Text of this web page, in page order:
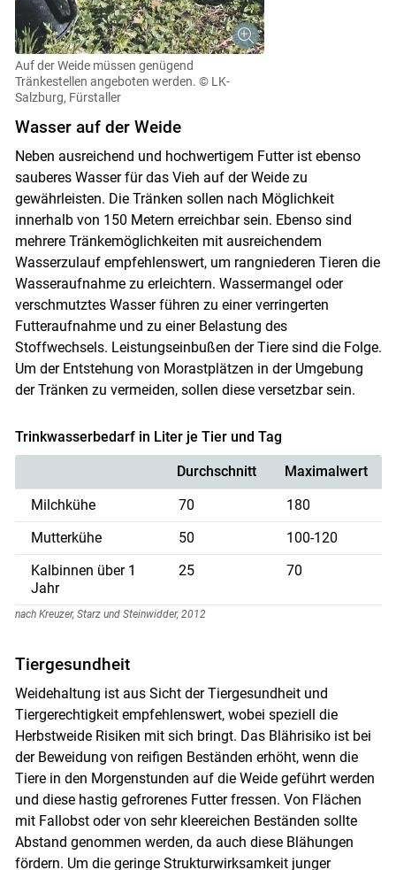
Auf der Weide müssen genügend
Tränkestellen angeboten werden. © LK-
Salzburg, Fürstaller
Wasser auf der Weide
Neben ausreichend und hochwertigem Futter ist ebenso
sauberes Wasser für das Vieh auf der Weide zu
gewährleisten. Die Tränken sollen nach Möglichkeit
innerhalb von 150 Metern erreichbar sein. Ebenso sind
mehrere Tränkemöglichkeiten mit ausreichendem
Wasserzulauf empfehlenswert, um rangniederen Tieren die
Wasseraufnahme zu erleichtern. Wassermangel oder
verschmutztes Wasser führen zu einer verringerten
Futteraufnahme und zu einer Belastung des
Stoffwechsels. Leistungseinbußen der Tiere sind die Folge.
Um der Entstehung von Morastplätzen in der Umgebung
der Tränken zu vermeiden, sollen diese versetzbar sein.
Trinkwasserbedarf in Liter je Tier und Tag
Durchschnitt
Maximalwert
Milchkühe
70
180
Mutterkühe
50
100-120
Kalbinnen über 1
Jahr
25 70
nach Kreuzer, Starz und Steinwidder, 2012
Tiergesundheit
Weidehaltung ist aus Sicht der Tiergesundheit und
Tiergerechtigkeit empfehlenswert, wobei speziell die
Herbstweide Risiken mit sich bringt. Das Blährisiko ist bei
der Beweidung von reifigen Beständen erhöht, wenn die
Tiere in den Morgenstunden auf die Weide geführt werden
und diese hastig gefrorenes Futter fressen. Von Flächen
mit Fallobst oder von sehr kleereichen Beständen sollte
Abstand genommen werden, da auch diese Blähungen
fördern. Um die geringe Strukturwirksamkeit junger